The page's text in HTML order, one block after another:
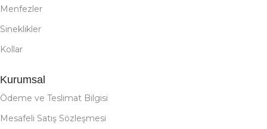
Menfezler
Sineklikler
Kollar
Kurumsal
Ödeme ve Teslimat Bilgisi
Mesafeli Satış Sözleşmesi